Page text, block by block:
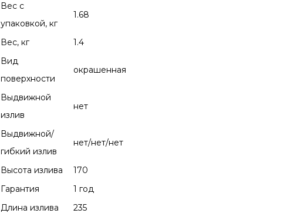
Вес с
упаковкой, кг
1.68
Вес, кг
1.4
Вид
поверхности
окрашенная
Выдвижной
излив
нет
Выдвижной/
гибкий излив
нет/нет/нет
Высота излива
170
Гарантия
1 год
Длина излива
235